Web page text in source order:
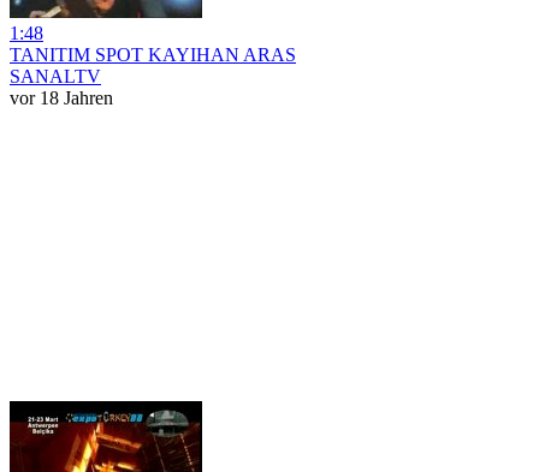
1:48
TANITIM SPOT KAYIHAN ARAS
SANALTV
vor 18 Jahren